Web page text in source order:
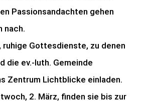
Passionsandachten gehen
nach.
ruhige Gottesdienste, zu denen
die ev.-luth. Gemeinde
Zentrum Lichtblicke einladen.
2. März, finden sie bis zur